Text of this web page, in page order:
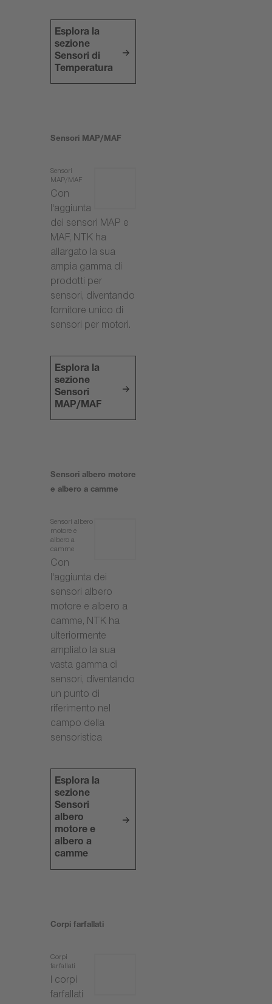
Esplora la
sezione
Sensori di
Temperatura
Sensori MAP/MAF
Sensori
MAP/MAF
Con
l'aggiunta
dei sensori MAP e
MAF, NTK ha
allargato la sua
ampia gamma di
prodotti per
sensori, diventando
fornitore unico di
sensori per motori.
Esplora la
sezione
Sensori
MAP/MAF
Sensori albero motore
e albero a camme
Sensori albero
motore e
albero a
camme
Con
l'aggiunta dei
sensori albero
motore e albero a
camme, NTK ha
ulteriormente
ampliato la sua
vasta gamma di
sensori, diventando
un punto di
riferimento nel
campo della
sensoristica
Esplora la
sezione
Sensori
albero
motore e
albero a
camme
Corpi farfallati
Corpi
farfallati
I corpi
farfallati